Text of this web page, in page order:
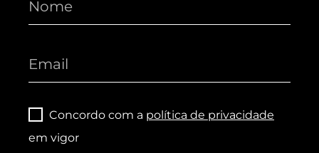
Concordo com a política de privacidade
em vigor